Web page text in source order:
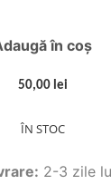
în coș
50,00 lei
ÎN STOC
2-3 zile